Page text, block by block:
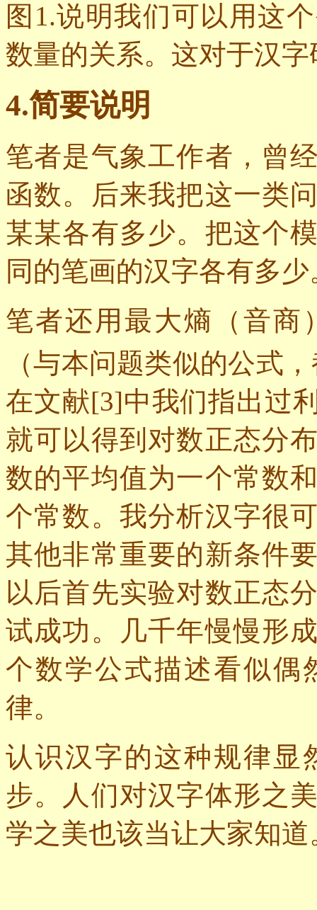
图 1.说明我们可以用这
数量的关系。这对于汉
4.简要说明
笔者是气象工作者，曾
函数。后来我把这一类
某某各有多少。把这个
同的笔画的汉字各有多少
笔者还用最大熵（音商
（与本问题类似的公式
在文献[3]中我们指出过
就可以得到对数正态分
数的平均值为一个常数
个常数。我分析汉字很
其他非常重要的新条件
以后首先实验对数正态
试成功。几千年慢慢形
个数学公式描述看似偶
律。
认识汉字的这种规律显
步。人们对汉字体形之
学之美也该当让大家知道